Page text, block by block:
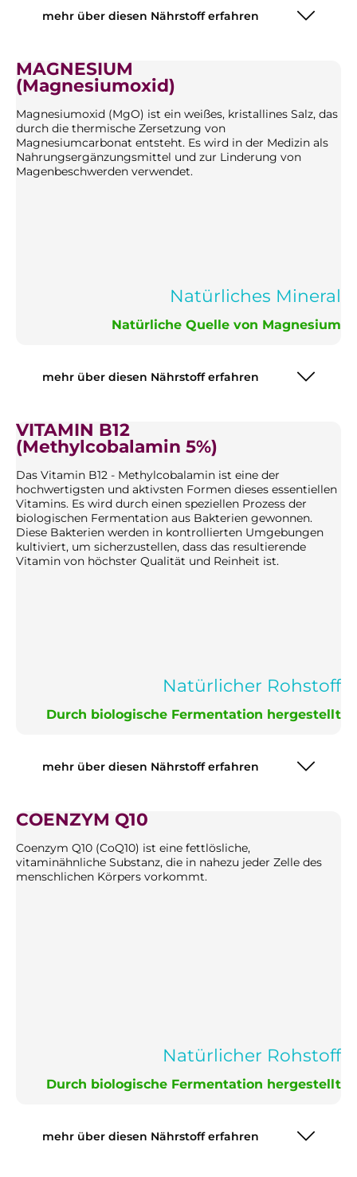
mehr über diesen Nährstoff erfahren
MAGNESIUM
(Magnesiumoxid)
Magnesiumoxid (MgO) ist ein weißes, kristallines Salz, das
durch die thermische Zersetzung von
Magnesiumcarbonat entsteht. Es wird in der Medizin als
Nahrungsergänzungsmittel und zur Linderung von
Magenbeschwerden verwendet.
Natürliches Mineral
Natürliche Quelle von Magnesium
mehr über diesen Nährstoff erfahren
VITAMIN B12
(Methylcobalamin 5%)
Das Vitamin B12 - Methylcobalamin ist eine der
hochwertigsten und aktivsten Formen dieses essentiellen
Vitamins. Es wird durch einen speziellen Prozess der
biologischen Fermentation aus Bakterien gewonnen.
Diese Bakterien werden in kontrollierten Umgebungen
kultiviert, um sicherzustellen, dass das resultierende
Vitamin von höchster Qualität und Reinheit ist.
Natürlicher Rohstoff
Durch biologische Fermentation hergestellt
mehr über diesen Nährstoff erfahren
COENZYM Q10
Coenzym Q10 (CoQ10) ist eine fettlösliche,
vitaminähnliche Substanz, die in nahezu jeder Zelle des
menschlichen Körpers vorkommt.
Natürlicher Rohstoff
Durch biologische Fermentation hergestellt
mehr über diesen Nährstoff erfahren